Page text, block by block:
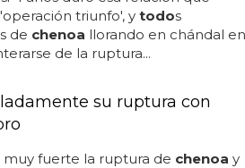
triunfo', y todos
de chenoa llorando en chándal en
de la ruptura...
su ruptura con
muy fuerte la ruptura de chenoa y